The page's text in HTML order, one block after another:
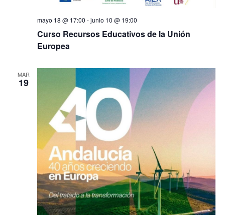
Curso Recursos Educativos de la Unión
Europea
mayo 18 @ 17:00 -junio 10 @ 19:00
MAR
19